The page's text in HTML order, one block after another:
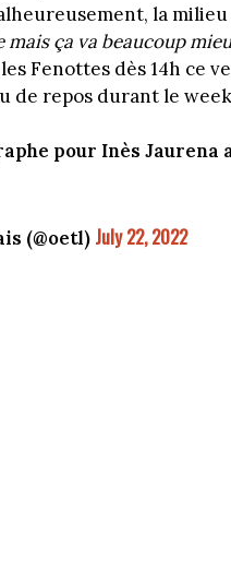
la
ça va beaucoup
Fenottes dès 14h ce
de repos durant le
pour Inès Jaurena
(@oetl) July 22, 2022